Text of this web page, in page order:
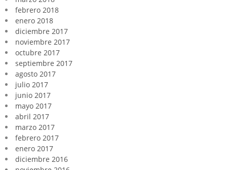
febrero 2018
enero 2018
diciembre 2017
noviembre 2017
octubre 2017
septiembre 2017
agosto 2017
julio 2017
junio 2017
mayo 2017
abril 2017
marzo 2017
febrero 2017
enero 2017
diciembre 2016